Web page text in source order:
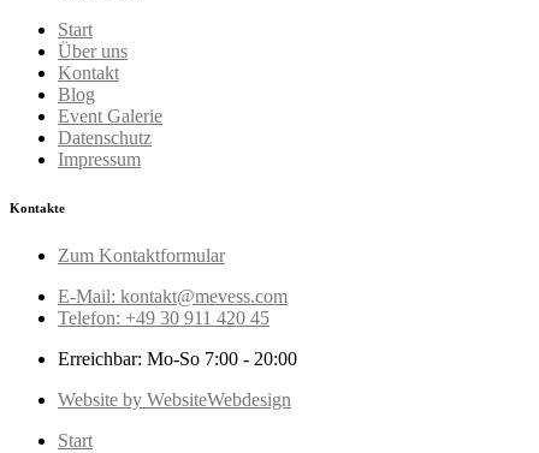
Start
Über uns
Kontakt
Blog
Event Galerie
Datenschutz
Impressum
Kontakte
Zum Kontaktformular
E-Mail: kontakt@mevess.com
Telefon: +49 30 911 420 45
Erreichbar: Mo-So 7:00 - 20:00
Website by WebsiteWebdesign
Start